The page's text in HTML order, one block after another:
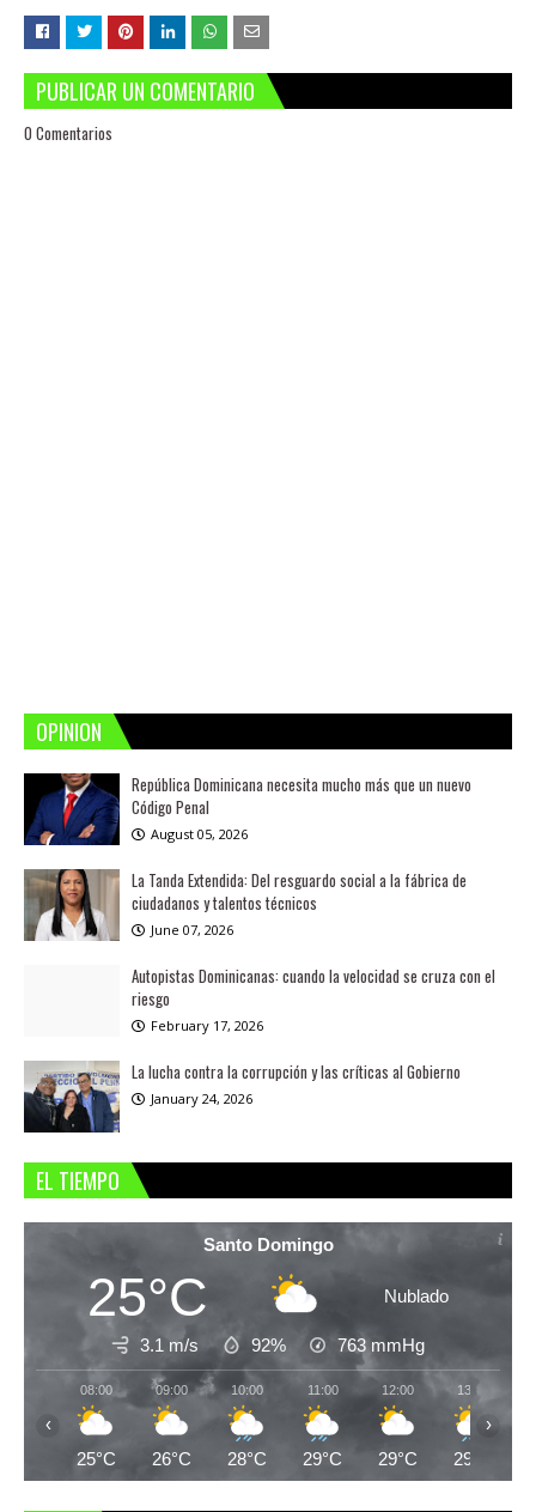
PUBLICAR UN COMENTARIO
0 Comentarios
OPINION
República Dominicana necesita mucho más que un nuevo
Código Penal
August 05, 2026
La Tanda Extendida: Del resguardo social a la fábrica de
ciudadanos y talentos técnicos
June 07, 2026
Autopistas Dominicanas: cuando la velocidad se cruza con el
riesgo
February 17, 2026
La lucha contra la corrupción y las críticas al Gobierno
January 24, 2026
EL TIEMPO
Santo Domingo
25°C Nublado
3.1 m/s 92% 763 mmHg
08:00
25°C
09:00
26°C
10:00
28°C
11:00
29°C
12:00
29°C
13:00
29°C
‹ ›